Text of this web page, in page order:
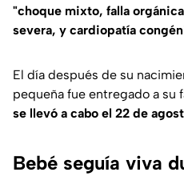
"choque mixto, falla
severa, y cardiopatía
El día después de su
pequeña fue entregado a su
se llevó a cabo el 22 de
Bebé seguía viva